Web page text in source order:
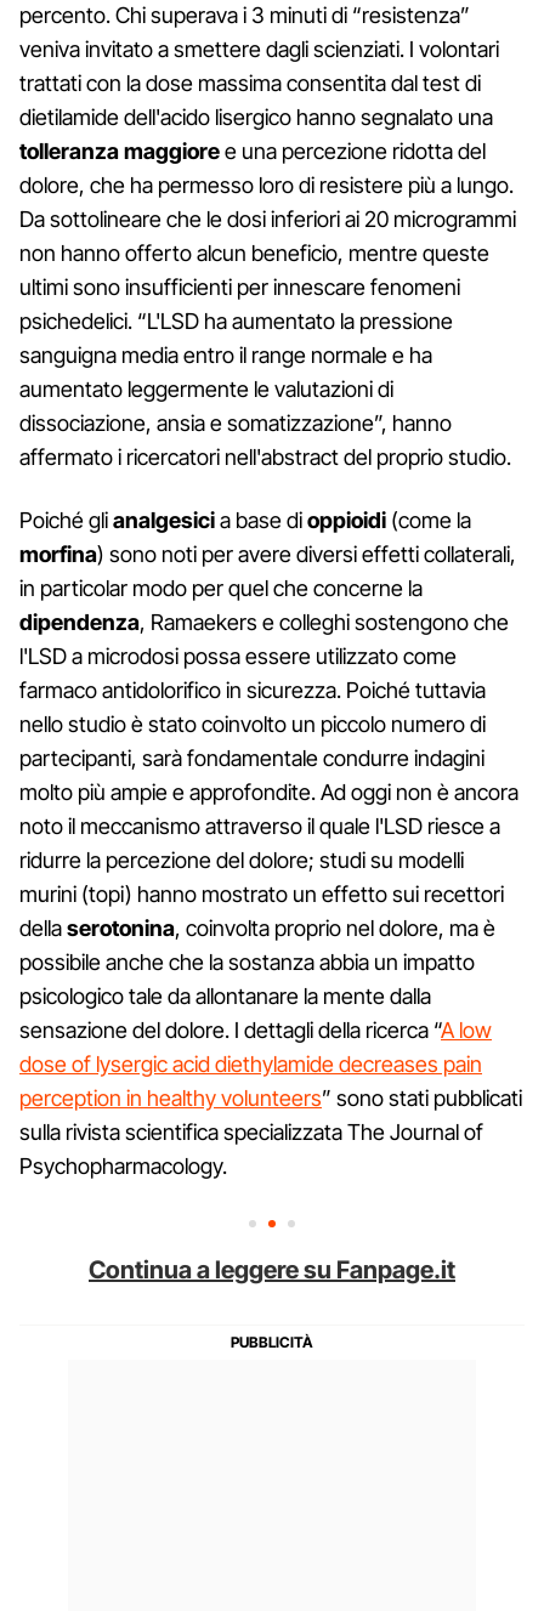
percento. Chi superava i 3 minuti di “resistenza”
veniva invitato a smettere dagli scienziati. I volontari
trattati con la dose massima consentita dal test di
dietilamide dell'acido lisergico hanno segnalato una
tolleranza maggioree una percezione ridotta del
dolore, che ha permesso loro di resistere più a lungo.
Da sottolineare che le dosi inferiori ai 20 microgrammi
non hanno offerto alcun beneficio, mentre queste
ultimi sono insufficienti per innescare fenomeni
psichedelici. “L'LSD ha aumentato la pressione
sanguigna media entro il range normale e ha
aumentato leggermente le valutazioni di
dissociazione, ansia e somatizzazione”, hanno
affermato i ricercatori nell'abstract del proprio studio.
Poiché glianalgesicia base dioppioidi (come la
morfina) sono noti per avere diversi effetti collaterali,
in particolar modo per quel che concerne la
dipendenza, Ramaekers e colleghi sostengono che
l'LSD a microdosi possa essere utilizzato come
farmaco antidolorifico in sicurezza. Poiché tuttavia
nello studio è stato coinvolto un piccolo numero di
partecipanti, sarà fondamentale condurre indagini
molto più ampie e approfondite. Ad oggi non è ancora
noto il meccanismo attraverso il quale l'LSD riesce a
ridurre la percezione del dolore; studi su modelli
murini (topi) hanno mostrato un effetto sui recettori
dellaserotonina, coinvolta proprio nel dolore, ma è
possibile anche che la sostanza abbia un impatto
psicologico tale da allontanare la mente dalla
sensazione del dolore. I dettagli della ricerca “A low
dose of lysergic acid diethylamide decreases pain
perception in healthy volunteers” sono stati pubblicati
sulla rivista scientifica specializzata The Journal of
Psychopharmacology.
Continua a leggere su Fanpage.it